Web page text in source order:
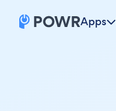
Apps